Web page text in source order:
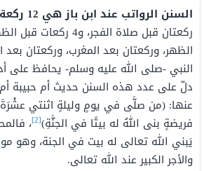
السنن الرواتب عند ابن باز هي 12 ركعة
ركعتان قبل صلاة الفجر،
الظهر، وركعتان بعد المغرب، وركعتان
النبي -صلى الله عليه وسلم- يحافظ على
دلّ على عدد هذه السنن حديث أم حبيبة
عنها: (من صلَّى في يومٍ وليلةٍ اثنتي
فريضةٍ بنى اللهُ له بيتًا في الجنَّةِ)[2] ،
يَبني الله تعالى له بيت في الجنة، وهو
والأجر الكبير عند الله تعالى.